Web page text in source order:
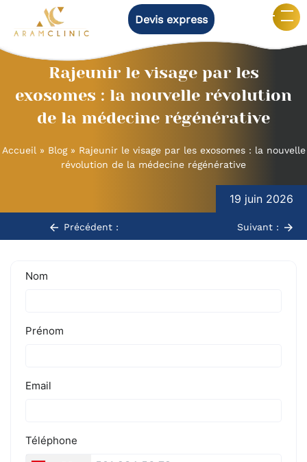
Devis express
Rajeunir le visage par les
exosomes : la nouvelle révolution
de la médecine régénérative
Accueil » Blog» Rajeunir le visage par les exosomes : la nouvelle
révolution de la médecine régénérative
19 juin 2026
de
l’articlePrécédent : Suivant :